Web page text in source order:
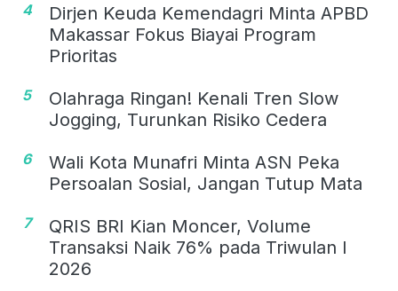
4
Dirjen Keuda Kemendagri Minta APBD
Makassar Fokus Biayai Program
Prioritas
5
Olahraga Ringan! Kenali Tren Slow
Jogging, Turunkan Risiko Cedera
6
Wali Kota Munafri Minta ASN Peka
Persoalan Sosial, Jangan Tutup Mata
7
QRIS BRI Kian Moncer, Volume
Transaksi Naik 76% pada Triwulan I
2026